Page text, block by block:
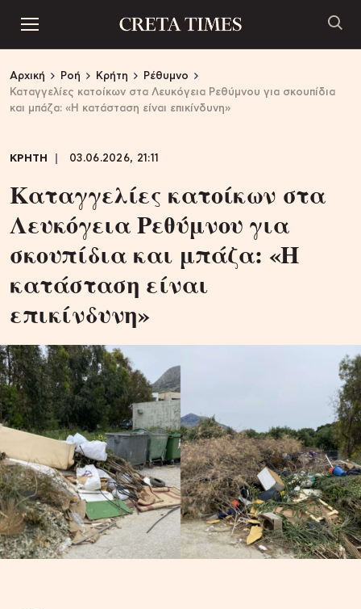
Αρχική Ροή Κρήτη
Ρέθυμνο
Καταγγελίες κατοίκων στα Λευκόγεια Ρεθύμνου για σκουπίδια
και μπάζα: «Η κατάσταση είναι επικίνδυνη»
ΚΡΗΤΗ 03.06.2026, 21:11
Καταγγελίες κατοίκων στα
Λευκόγεια Ρεθύμνου για
σκουπίδια και μπάζα: «Η
κατάσταση είναι
επικίνδυνη»